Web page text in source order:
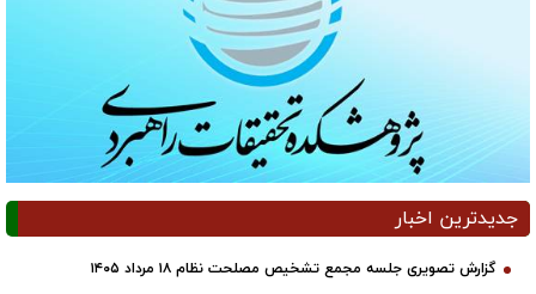
جدیدترین اخبار
گزارش تصویری جلسه مجمع تشخیص مصلحت نظام ۱۸ مرداد ۱۴۰۵